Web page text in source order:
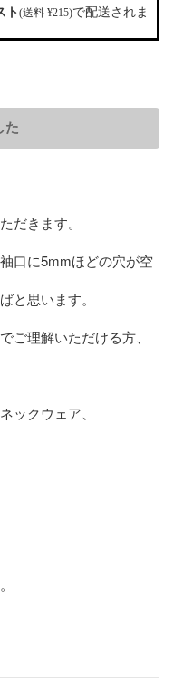
ト(送料 ¥215)で配送されま
た
だきます。
口に5mmほどの穴が空
と思います。
ご理解いただける方、
ックウェア、